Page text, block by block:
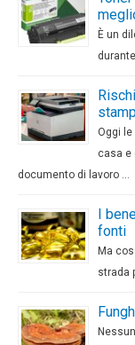
È un
Oggi
casa e
documento di lavoro …
I
fonti
Ma
strada